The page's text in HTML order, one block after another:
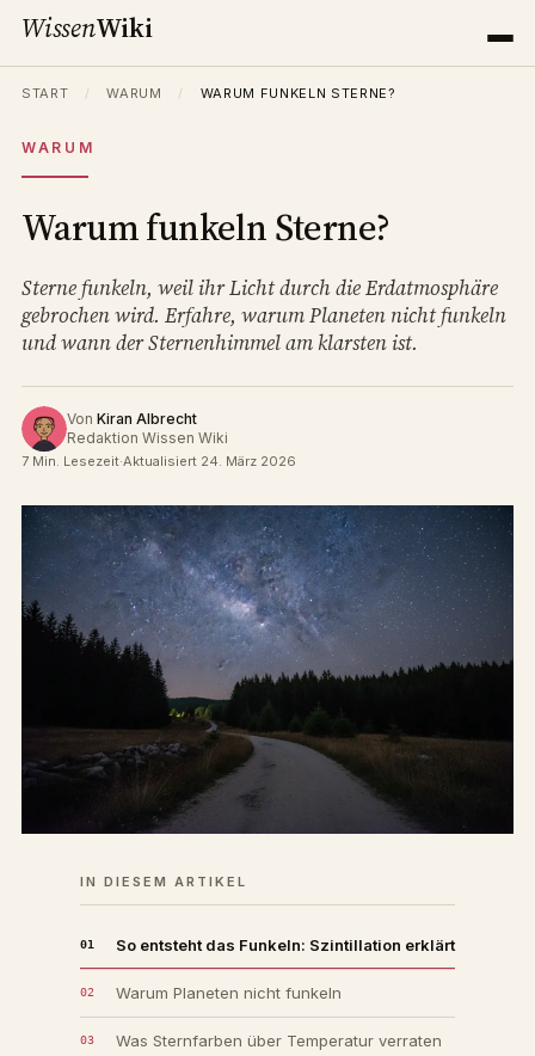
WissenWiki
START / WARUM / WARUM FUNKELN STERNE?
WARUM
Warum funkeln Sterne?
Sterne funkeln, weil ihr Licht durch die Erdatmosphäre
gebrochen wird. Erfahre, warum Planeten nicht funkeln
und wann der Sternenhimmel am klarsten ist.
Von Kiran Albrecht
Redaktion Wissen Wiki
7 Min. Lesezeit·Aktualisiert 24. März 2026
IN DIESEM ARTIKEL
So entsteht das Funkeln: Szintillation erklärt
Warum Planeten nicht funkeln
Was Sternfarben über Temperatur verraten